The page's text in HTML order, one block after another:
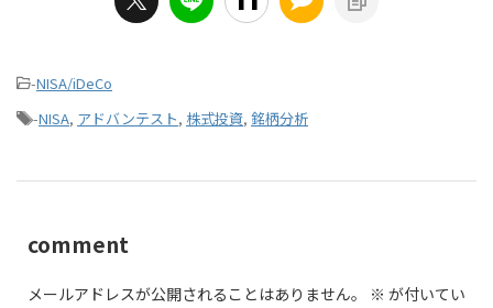
-NISA/iDeCo
-NISA, アドバンテスト, 株式投資, 銘柄分析
comment
メールアドレスが公開されることはありません。 ※ が付いてい